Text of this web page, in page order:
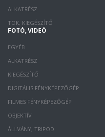
ALKATRÉSZ
TOK, KIEGÉSZÍTŐ
FOTÓ, VIDEÓ
EGYÉB
ALKATRÉSZ
KIEGÉSZÍTŐ
DIGITÁLIS FÉNYKÉPEZŐGÉP
FILMES FÉNYKÉPEZŐGÉP
OBJEKTÍV
ÁLLVÁNY, TRIPOD